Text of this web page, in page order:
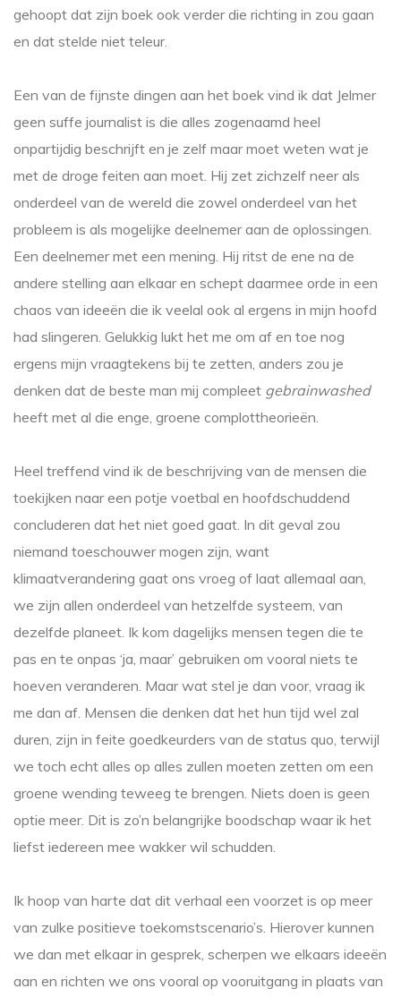
gehoopt dat zijn boek ook verder die richting in zou gaan
en dat stelde niet teleur.
Een van de fijnste dingen aan het boek vind ik dat Jelmer
geen suffe journalist is die alles zogenaamd heel
onpartijdig beschrijft en je zelf maar moet weten wat je
met de droge feiten aan moet. Hij zet zichzelf neer als
onderdeel van de wereld die zowel onderdeel van het
probleem is als mogelijke deelnemer aan de oplossingen.
Een deelnemer met een mening. Hij ritst de ene na de
andere stelling aan elkaar en schept daarmee orde in een
chaos van ideeën die ik veelal ook al ergens in mijn hoofd
had slingeren. Gelukkig lukt het me om af en toe nog
ergens mijn vraagtekens bij te zetten, anders zou je
denken dat de beste man mij compleet gebrainwashed
heeft met al die enge, groene complottheorieën.
Heel treffend vind ik de beschrijving van de mensen die
toekijken naar een potje voetbal en hoofdschuddend
concluderen dat het niet goed gaat. In dit geval zou
niemand toeschouwer mogen zijn, want
klimaatverandering gaat ons vroeg of laat allemaal aan,
we zijn allen onderdeel van hetzelfde systeem, van
dezelfde planeet. Ik kom dagelijks mensen tegen die te
pas en te onpas ‘ja, maar’ gebruiken om vooral niets te
hoeven veranderen. Maar wat stel je dan voor, vraag ik
me dan af. Mensen die denken dat het hun tijd wel zal
duren, zijn in feite goedkeurders van de status quo, terwijl
we toch echt alles op alles zullen moeten zetten om een
groene wending teweeg te brengen. Niets doen is geen
optie meer. Dit is zo’n belangrijke boodschap waar ik het
liefst iedereen mee wakker wil schudden.
Ik hoop van harte dat dit verhaal een voorzet is op meer
van zulke positieve toekomstscenario’s. Hierover kunnen
we dan met elkaar in gesprek, scherpen we elkaars ideeën
aan en richten we ons vooral op vooruitgang in plaats van